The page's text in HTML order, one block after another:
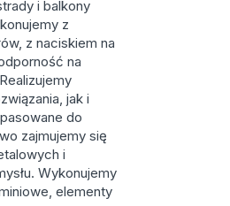
i balkony
z
z naciskiem na
na
jak i
do
zajmujemy się
i
Wykonujemy
elementy